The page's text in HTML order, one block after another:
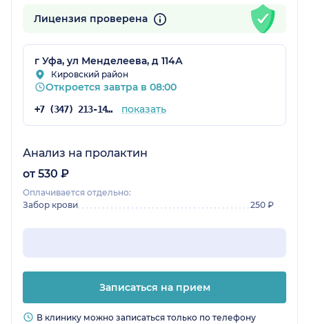
Лицензия проверена
г Уфа, ул Менделеева, д 114А
Кировский район
Откроется завтра в 08:00
+7 (347) 213-14-72 показать
Анализ на пролактин
от 530 ₽
Оплачивается отдельно:
Забор крови
250 ₽
Записаться на прием
В клинику можно записаться только по телефону